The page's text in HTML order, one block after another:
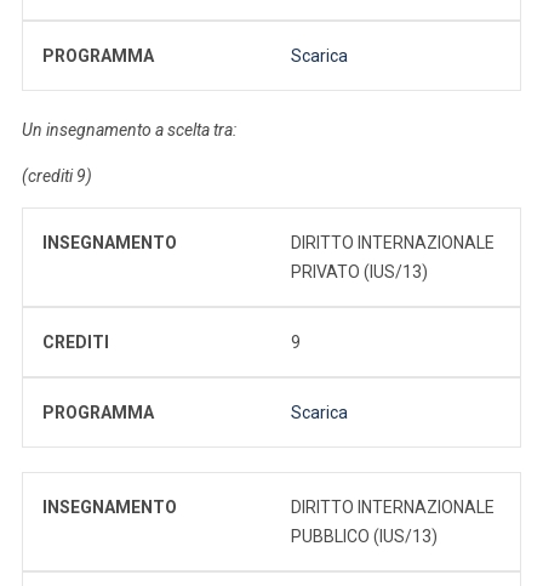
PROGRAMMA Scarica
Un insegnamento a scelta tra:
(crediti 9)
INSEGNAMENTO
DIRITTO INTERNAZIONALE
PRIVATO (IUS/13)
CREDITI 9
PROGRAMMA Scarica
INSEGNAMENTO
DIRITTO INTERNAZIONALE
PUBBLICO (IUS/13)